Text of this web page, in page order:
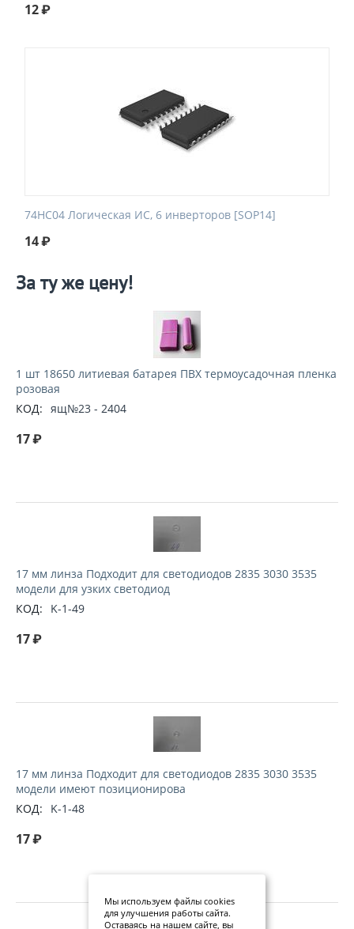
12₽
74HC04 Логическая ИС, 6 инверторов [SOP14]
14₽
За ту же цену!
1 шт 18650 литиевая батарея ПВХ термоусадочная пленка
розовая
КОД: ящ№23 - 2404
17₽
17 мм линза Подходит для светодиодов 2835 3030 3535
модели для узких светодиод
КОД:
K-1-49
17₽
17 мм линза Подходит для светодиодов 2835 3030 3535
модели имеют позиционирова
КОД:
K-1-48
17₽
Мы используем файлы cookies
для улучшения работы сайта.
Оставаясь на нашем сайте, вы